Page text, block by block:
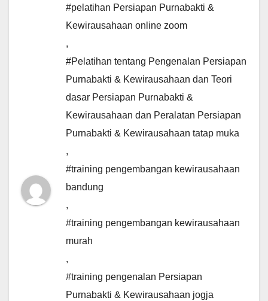
#pelatihan Persiapan Purnabakti &
Kewirausahaan online zoom
,
#Pelatihan tentang Pengenalan Persiapan
Purnabakti & Kewirausahaan dan Teori
dasar Persiapan Purnabakti &
Kewirausahaan dan Peralatan Persiapan
Purnabakti & Kewirausahaan tatap muka
,
#training pengembangan kewirausahaan
bandung
,
#training pengembangan kewirausahaan
murah
,
#training pengenalan Persiapan
Purnabakti & Kewirausahaan jogja